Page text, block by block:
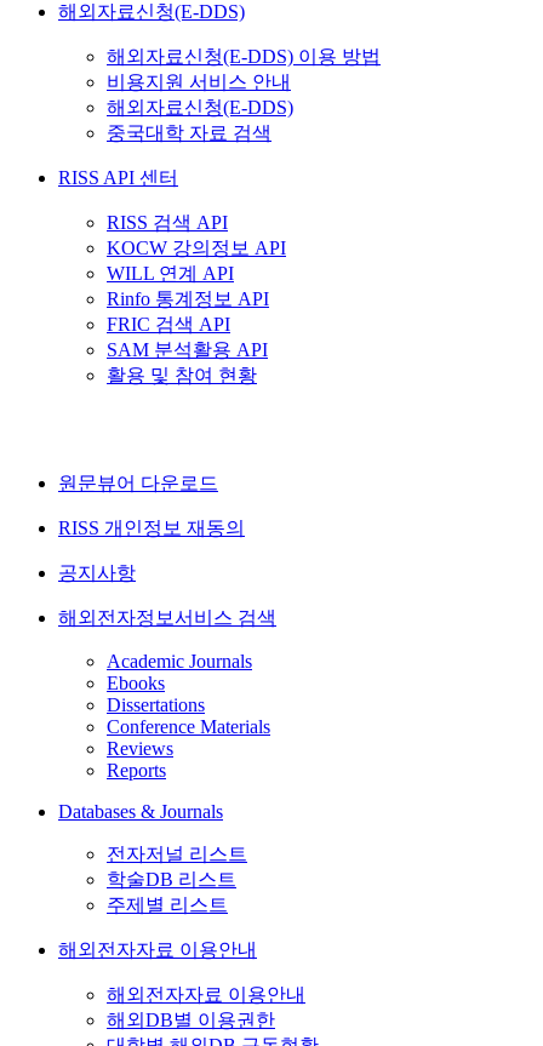
해외자료신청(E-DDS)
해외자료신청(E-DDS) 이용 방법
비용지원 서비스 안내
해외자료신청(E-DDS)
중국대학 자료 검색
RISS API 센터
RISS 검색 API
KOCW 강의정보 API
WILL 연계 API
Rinfo 통계정보 API
FRIC 검색 API
SAM 분석활용 API
활용 및 참여 현황
원문뷰어 다운로드
RISS 개인정보 재동의
공지사항
해외전자정보서비스 검색
Academic Journals
Ebooks
Dissertations
Conference Materials
Reviews
Reports
Databases & Journals
전자저널 리스트
학술DB 리스트
주제별 리스트
해외전자자료 이용안내
해외전자자료 이용안내
해외DB별 이용권한